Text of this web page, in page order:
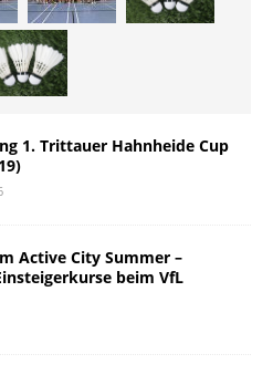
1. Trittauer Hahnheide Cup
Active City Summer –
beim VfL